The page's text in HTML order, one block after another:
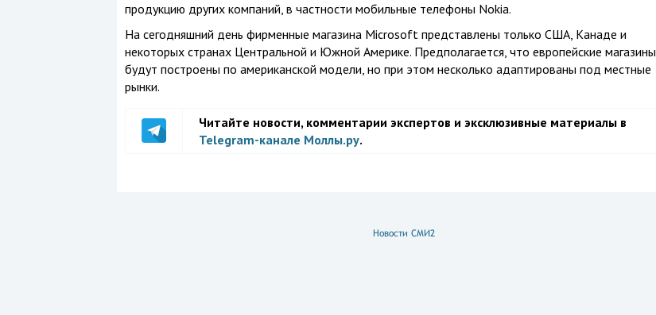
продукцию других компаний, в частности мобильные телефоны Nokia.
На сегодняшний день фирменные магазина Microsoft представлены только США, Канаде и
некоторых странах Центральной и Южной Америке. Предполагается, что европейские магазины
будут построены по американской модели, но при этом несколько адаптированы под местные
рынки.
Читайте новости, комментарии экспертов и эксклюзивные материалы в
Telegram-канале Моллы.ру.
Новости СМИ2